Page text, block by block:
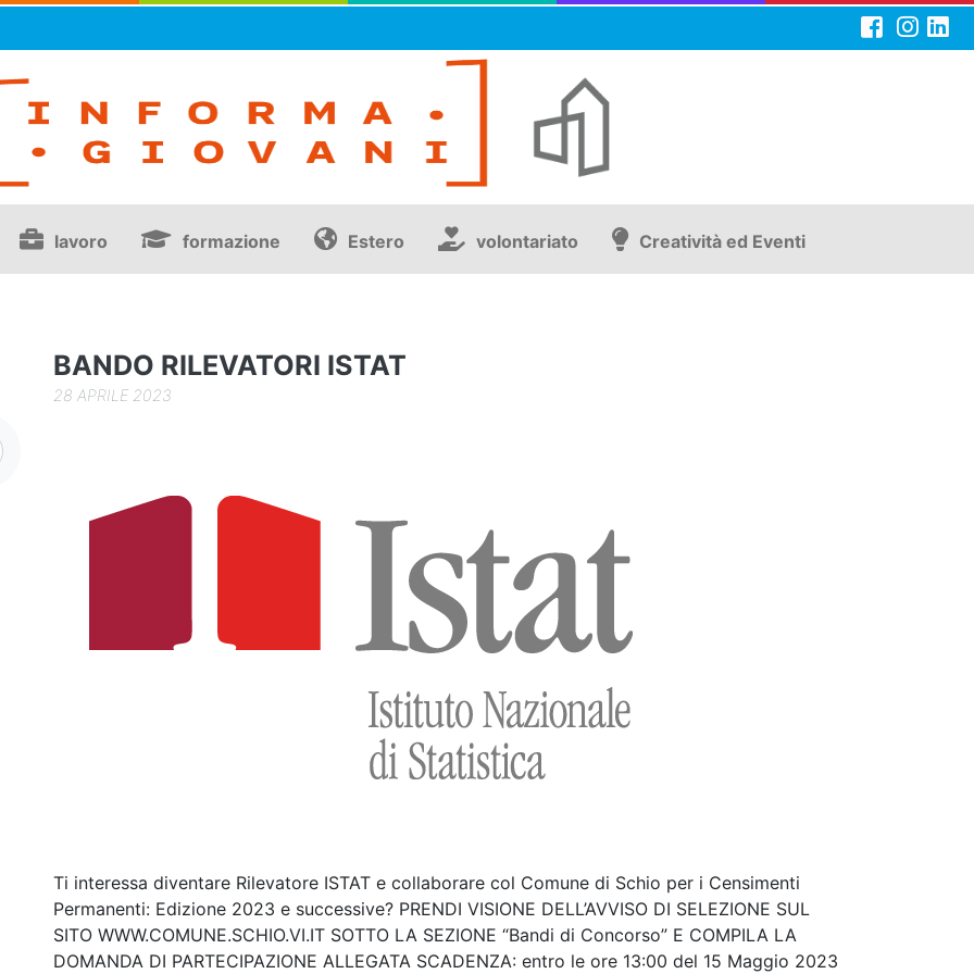
lavoro formazione Estero volontariato Creatività ed Eventi
BANDO RILEVATORI ISTAT
28 APRILE 2023
Ti interessa diventare Rilevatore ISTAT e collaborare col Comune di Schio per i Censimenti
Permanenti: Edizione 2023 e successive? PRENDI VISIONE DELL’AVVISO DI SELEZIONE SUL
SITO WWW.COMUNE.SCHIO.VI.IT SOTTO LA SEZIONE “Bandi di Concorso” E COMPILA LA
DOMANDA DI PARTECIPAZIONE ALLEGATA SCADENZA: entro le ore 13:00 del 15 Maggio 2023